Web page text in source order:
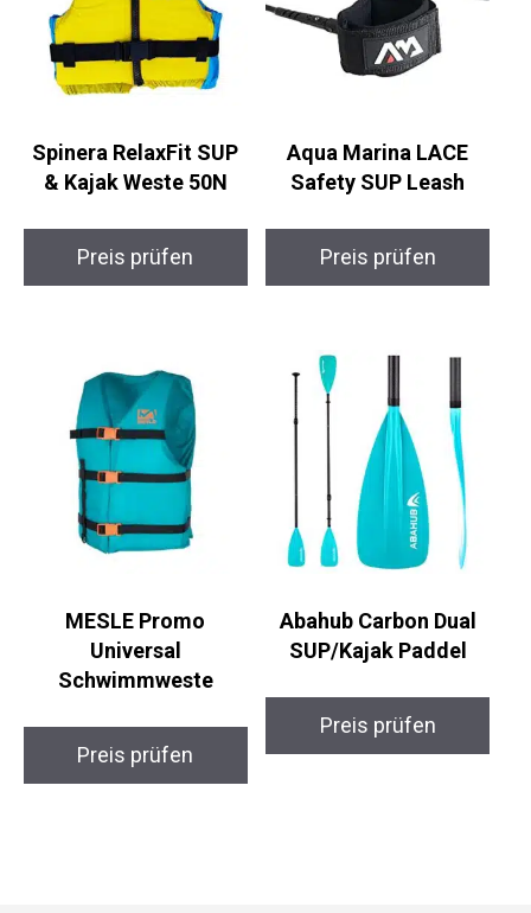
Spinera RelaxFit SUP
& Kajak Weste 50N
Preis prüfen
Aqua Marina LACE
Safety SUP Leash
Preis prüfen
MESLE Promo
Universal
Schwimmweste
Preis prüfen
Abahub Carbon Dual
SUP/Kajak Paddel
Preis prüfen